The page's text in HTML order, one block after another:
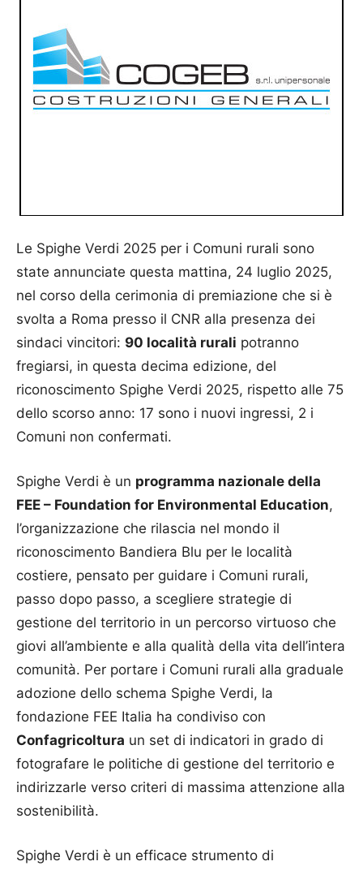
Le Spighe Verdi 2025 per i Comuni rurali sono
state annunciate questa mattina, 24 luglio 2025,
nel corso della cerimonia di premiazione che si è
svolta a Roma presso il CNR alla presenza dei
sindaci vincitori: 90 località rurali potranno
fregiarsi, in questa decima edizione, del
riconoscimento Spighe Verdi 2025, rispetto alle 75
dello scorso anno: 17 sono i nuovi ingressi, 2 i
Comuni non confermati.
Spighe Verdi è un programma nazionale della
FEE – Foundation for Environmental Education,
l’organizzazione che rilascia nel mondo il
riconoscimento Bandiera Blu per le località
costiere, pensato per guidare i Comuni rurali,
passo dopo passo, a scegliere strategie di
gestione del territorio in un percorso virtuoso che
giovi all’ambiente e alla qualità della vita dell’intera
comunità. Per portare i Comuni rurali alla graduale
adozione dello schema Spighe Verdi, la
fondazione FEE Italia ha condiviso con
Confagricoltura un set di indicatori in grado di
fotografare le politiche di gestione del territorio e
indirizzarle verso criteri di massima attenzione alla
sostenibilità.
Spighe Verdi è un efficace strumento di